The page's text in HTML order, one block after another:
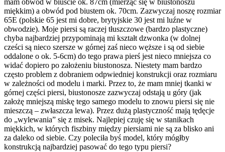
mam obwód w biuście ok. 87cm (mierząc się w biustonoszu
miękkim) a obwód pod biustem ok. 70cm. Zazwyczaj noszę rozmiar
65E (polskie 65 jest mi dobre, brytyjskie 30 jest mi luźne w
obwodzie). Moje piersi są raczej tłuszczowe (bardzo plastyczne)
chyba najbardziej przypominają mi kształt dzwonka (w dolnej
cześci są nieco szersze w górnej zaś nieco węższe i są od siebie
oddalone o ok. 5-6cm) do tego prawa pierś jest nieco mniejsza co
widać dopiero po założeniu biustonosza. Niestety mam bardzo
często problem z dobraniem odpwiedniej konstrukcji oraz rozmiaru
w zależności od modelu i marki. Przez to, że mam mniej tkanki w
górnej części piersi, biustonosze zazwyczaj odstają u góry (jak
założę mniejszą miskę tego samego modelu to znowu piersi się nie
mieszczą – zwłaszcza lewa). Przez dużą plastyczność mają tędęcje
do „wylewania” się z misek. Najlepiej czuję się w stanikach
miękkich, w których fiszbiny między piersiami nie są za blisko ani
za daleko od siebie. Czy poleciła byś model, który mógłby
konstrukcją najbardziej pasować do tego typu piersi?